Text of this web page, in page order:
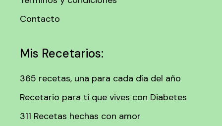
Contacto
Mis Recetarios:
365 recetas, una para cada día del año
Recetario para ti que vives con Diabetes
311 Recetas hechas con amor